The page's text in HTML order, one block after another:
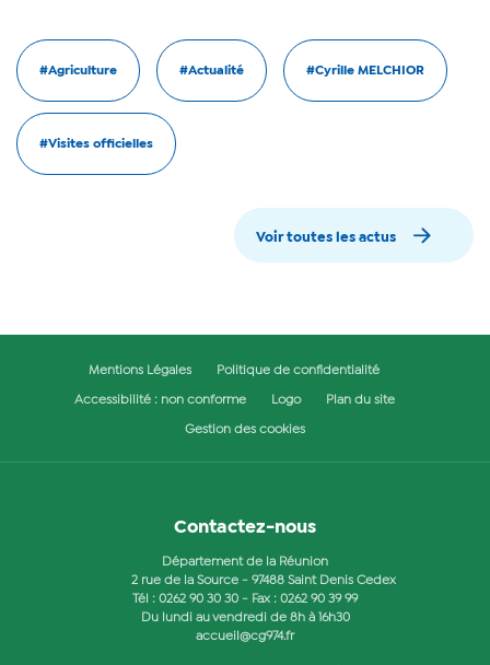
#Agriculture #Actualité #Cyrille MELCHIOR
#Visites officielles
Voir toutes les actus
Mentions Légales Politique de confidentialité
Accessibilité : non conforme Logo Plan du site
Gestion des cookies
Contactez-nous
Département de la Réunion
2 rue de la Source - 97488 Saint Denis Cedex
Tél : 0262 90 30 30 - Fax : 0262 90 39 99
Du lundi au vendredi de 8h à 16h30
accueil@cg974.fr